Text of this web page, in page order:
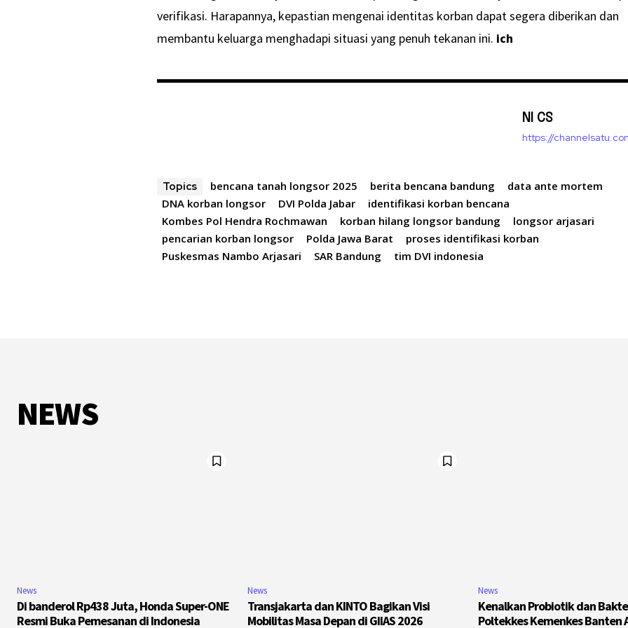
verifikasi. Harapannya, kepastian mengenai identitas korban dapat segera diberikan dan
membantu keluarga menghadapi situasi yang penuh tekanan ini. ich
NI CS
https://
Topics bencana tanah longsor 2025 berita bencana bandung
data ante mortem
DNA korban longsor
DVI Polda Jabar
identifikasi korban bencana
Kombes Pol Hendra Rochmawan
korban hilang longsor bandung
longsor arjasari
pencarian korban longsor
Polda Jawa Barat
proses identifikasi korban
Puskesmas Nambo Arjasari
SAR Bandung tim DVI indonesia
NEWS
News
Di banderol Rp438 Juta, Honda Super-ONE
Resmi Buka Pemesanan di Indonesia
News
Transjakarta dan KINTO Bagikan Visi
Mobilitas Masa Depan di GIIAS 2026
News
Kenalkan Probiotik dan
Poltekkes Kemenkes Banten